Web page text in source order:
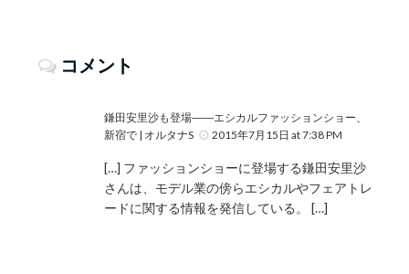
コメント
鎌田安里沙も登場――エシカルファッションショー、
新宿で | オルタナS
2015年7月15日 at 7:38 PM
[…] ファッションショーに登場する鎌田安里沙
さんは、モデル業の傍らエシカルやフェアトレ
ードに関する情報を発信している。 […]